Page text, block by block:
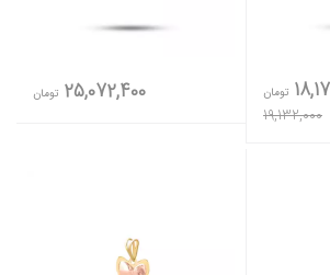
تومان
19,132,000
25,072,400 تومان